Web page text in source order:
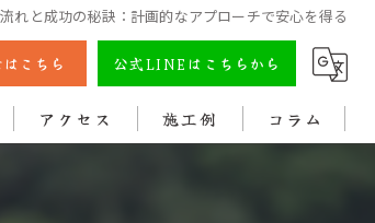
れと成功の秘訣：計画的なアプローチで安心を得る
こちら 公式LINEはこちらから
アクセス 施工例 コラム